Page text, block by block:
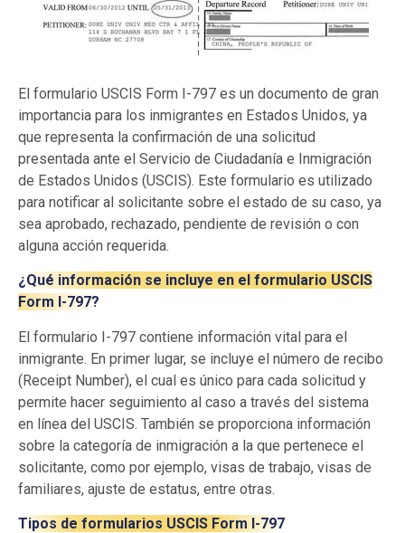
El formulario USCIS Form I-797 es un documento de gran
importancia para los inmigrantes en Estados Unidos, ya
que representa la confirmación de una solicitud
presentada ante el Servicio de Ciudadanía e Inmigración
de Estados Unidos (USCIS). Este formulario es utilizado
para notificar al solicitante sobre el estado de su caso, ya
sea aprobado, rechazado, pendiente de revisión o con
alguna acción requerida.
¿Qué información se incluye en el formulario USCIS
Form I-797?
El formulario I-797 contiene información vital para el
inmigrante. En primer lugar, se incluye el número de recibo
(Receipt Number), el cual es único para cada solicitud y
permite hacer seguimiento al caso a través del sistema
en línea del USCIS. También se proporciona información
sobre la categoría de inmigración a la que pertenece el
solicitante, como por ejemplo, visas de trabajo, visas de
familiares, ajuste de estatus, entre otras.
Tipos de formularios USCIS Form I-797